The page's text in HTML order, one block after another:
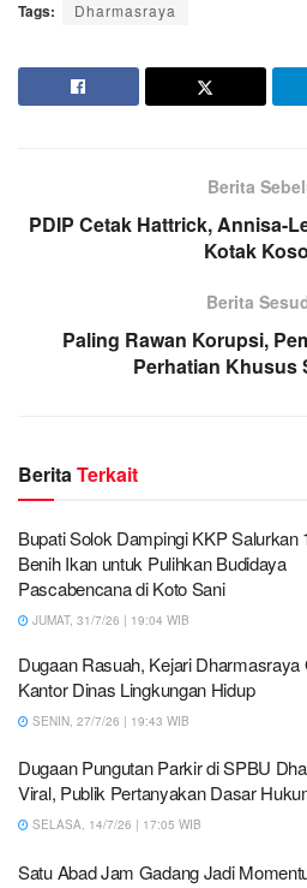
Tags: Dharmasraya
Berita
PDIP Cetak Hattrick, Annisa-
Kotak
Berita
Paling Rawan Korupsi,
Perhatian Khusus
BeritaTerkait
Bupati Solok Dampingi KKP Salurkan
Benih Ikan untuk Pulihkan Budidaya
Pascabencana di Koto Sani
JUMAT, 31/7/26 | 19:04 WIB
Dugaan Rasuah, Kejari Dharmasraya
Kantor Dinas Lingkungan Hidup
SENIN, 27/7/26 | 19:43 WIB
Dugaan Pungutan Parkir di SPBU
Viral, Publik Pertanyakan Dasar
SELASA, 14/7/26 | 17:05 WIB
Satu Abad Jam Gadang Jadi